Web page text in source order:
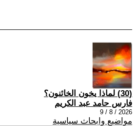
(30) لماذا يخون الخائنون؟
فارس حامد عبد الكريم
2026 / 8 / 9
مواضيع وابحاث سياسية